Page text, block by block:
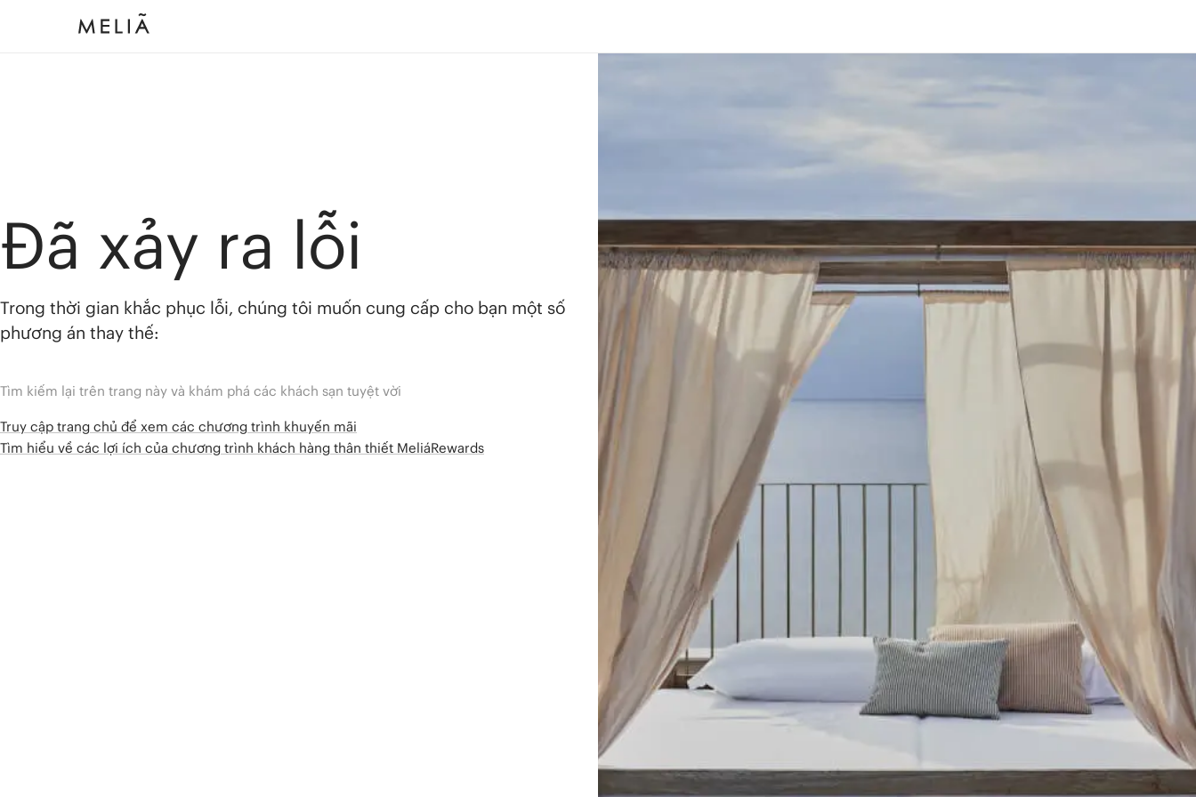
Đã xảy ra lỗi
Trong thời gian khắc phục lỗi, chúng tôi muốn cung cấp cho bạn một số
phương án thay thế:
Tìm kiếm lại trên trang này và khám phá các khách sạn tuyệt vời
Truy cập trang chủ để xem các chương trình khuyến mãi
Tìm hiểu về các lợi ích của chương trình khách hàng thân thiết MeliáRewards